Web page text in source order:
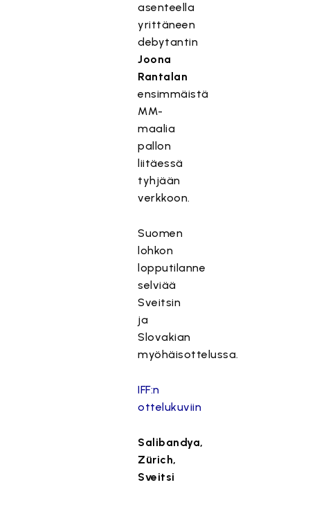
asenteella
yrittäneen
debytantin
Joona
Rantalan
ensimmäistä
MM-
maalia
pallon
liitäessä
tyhjään
verkkoon.
Suomen
lohkon
lopputilanne
selviää
Sveitsin
ja
Slovakian
myöhäisottelussa.
IFF:n
ottelukuviin
Salibandya,
Zürich,
Sveitsi